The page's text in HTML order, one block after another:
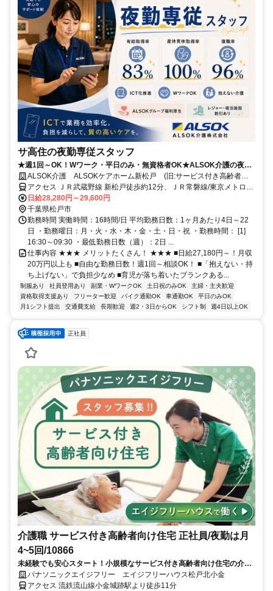
サ高住の夜勤専従スタッフ
★週1回～OK！Wワーク・平日のみ・無資格者OK★ALSOK介護の夜勤
介護スタッフ
ALSOK介護 ALSOKケアホーム新松戸 (旧:サービス付き高齢者向
け住宅 アミカの郷松戸)
アクセス ＪＲ武蔵野線 新松戸徒歩約12分、ＪＲ常磐線/東京メトロ千
代田線 北小金北口徒歩約13分
日給28,280円～29,600円
千葉県松戸市
勤務時間 実働時間：16時間/日 平均勤務日数：1ヶ月あたり4日～22
日 ・勤務曜日：月・火・水・木・金・土・日・祝 ・勤務時間： [1]
16:30～09:30 ・最低勤務日数（週）：2日 ...
仕事内容 ★★★ メリットたくさん！ ★★★ ■日給27,180円～！月収
20万円以上も ■自由な勤務日数！週1回～相談OK！ ■「抱えない・持
ち上げない」で負担少なめ ■育児が落ち着いたブランクある...
制服あり 社員登用あり 副業・WワークOK 土日祝のみOK
主婦・主夫歓迎
資格取得支援あり
フリーター歓迎 バイク通勤OK 車通勤OK
平日のみOK
月1シフト提出
交通費支給 長期歓迎 週2・3日からOK シフト制 週4日以上OK
正社員
介護職 サービス付き高齢者向け住宅 正社員/夜勤は月
4~5回/10866
未経験でも安心スタート！小規模なサービス付き高齢者向け住宅の介護
職個人のペースに寄り添った研修で独り立ちまでサポートいたします。
経験者も大歓迎です。まずはお気軽にご見学ください。
パナソニックエイジフリー エイジフリーハウス松戸北小金
アクセス 流鉄流山線小金城跡駅より徒歩11分